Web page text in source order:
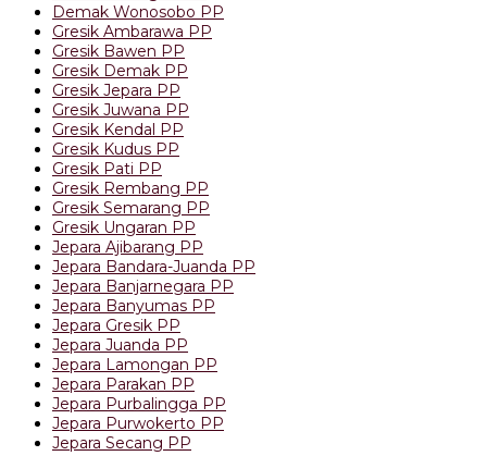
Demak Wonosobo PP
Gresik Ambarawa PP
Gresik Bawen PP
Gresik Demak PP
Gresik Jepara PP
Gresik Juwana PP
Gresik Kendal PP
Gresik Kudus PP
Gresik Pati PP
Gresik Rembang PP
Gresik Semarang PP
Gresik Ungaran PP
Jepara Ajibarang PP
Jepara Bandara-Juanda PP
Jepara Banjarnegara PP
Jepara Banyumas PP
Jepara Gresik PP
Jepara Juanda PP
Jepara Lamongan PP
Jepara Parakan PP
Jepara Purbalingga PP
Jepara Purwokerto PP
Jepara Secang PP